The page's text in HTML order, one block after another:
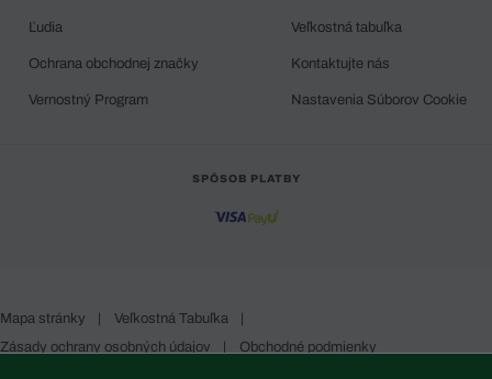
Ľudia
Ochrana obchodnej značky
Vernostný Program
Veľkostná tabuľka
Kontaktujte nás
Nastavenia Súborov Cookie
SPÔSOB PLATBY
Mapa stránky | Veľkostná Tabuľka
|
Zásady ochrany osobných údajov
| Obchodné podmienky